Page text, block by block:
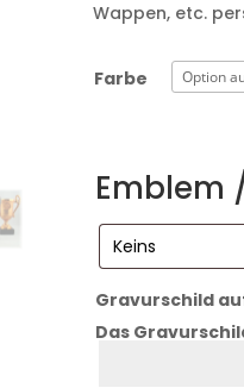
Wappen, etc.
Farbe
Emblem
Gravurschild
Das